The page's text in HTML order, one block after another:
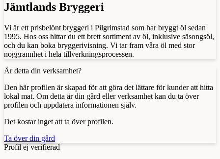
Jämtlands Bryggeri
Vi är ett prisbelönt bryggeri i Pilgrimstad som har bryggt öl sedan
1995. Hos oss hittar du ett brett sortiment av öl, inklusive säsongsöl,
och du kan boka bryggerivisning. Vi tar fram våra öl med stor
noggrannhet i hela tillverkningsprocessen.
Är detta din verksamhet?
Den här profilen är skapad för att göra det lättare för kunder att hitta
lokal mat. Om detta är din gård eller verksamhet kan du ta över
profilen och uppdatera informationen själv.
Det kostar inget att ta över profilen.
Ta över din gård
Profil ej verifierad